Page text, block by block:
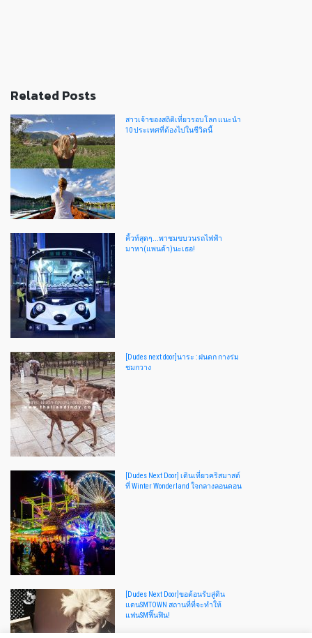
Related Posts
สาวเจ้าของสถิติเที่ยวรอบโลก แนะนำ
10 ประเทศที่ต้องไปในชีวิตนี้
คิ้วท์สุดๆ...พาชมขบวนรถไฟฟ้า
มาหา(แพนด้า)นะเธอ!
[Dudes next door]นาระ : ฝนตก กางร่ม
ชมกวาง
[Dudes Next Door] เดินเที่ยวคริสมาสต์
ที่ Winter Wonderland ใจกลางลอนดอน
[Dudes Next Door]ขอต้อนรับสู่ดิน
แดนSMTOWN สถานที่ที่จะทำให้
แฟนSMฟิ๊นฟิน!